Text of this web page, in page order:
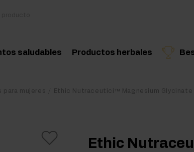
recomendado Producto
saludables
Mantequilla de frutos secos
Productos herbales
para mujeres Ethic Nutraceutici™ Magnesium Glycinate
Ethic